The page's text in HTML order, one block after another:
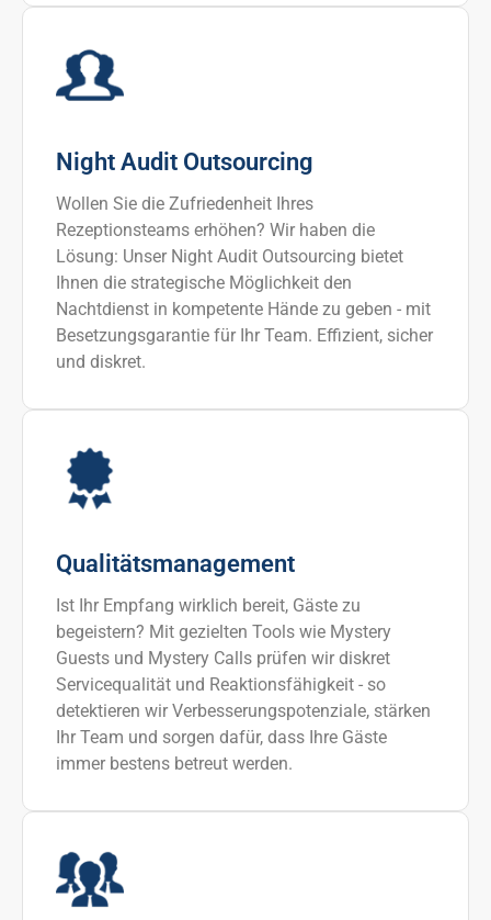
Night Audit Outsourcing
Wollen Sie die Zufriedenheit Ihres
Rezeptionsteams erhöhen? Wir haben die
Lösung: Unser Night Audit Outsourcing bietet
Ihnen die strategische Möglichkeit den
Nachtdienst in kompetente Hände zu geben - mit
Besetzungsgarantie für Ihr Team. Effizient, sicher
und diskret.
Qualitätsmanagement
Ist Ihr Empfang wirklich bereit, Gäste zu
begeistern? Mit gezielten Tools wie Mystery
Guests und Mystery Calls prüfen wir diskret
Servicequalität und Reaktionsfähigkeit - so
detektieren wir Verbesserungspotenziale, stärken
Ihr Team und sorgen dafür, dass Ihre Gäste
immer bestens betreut werden.